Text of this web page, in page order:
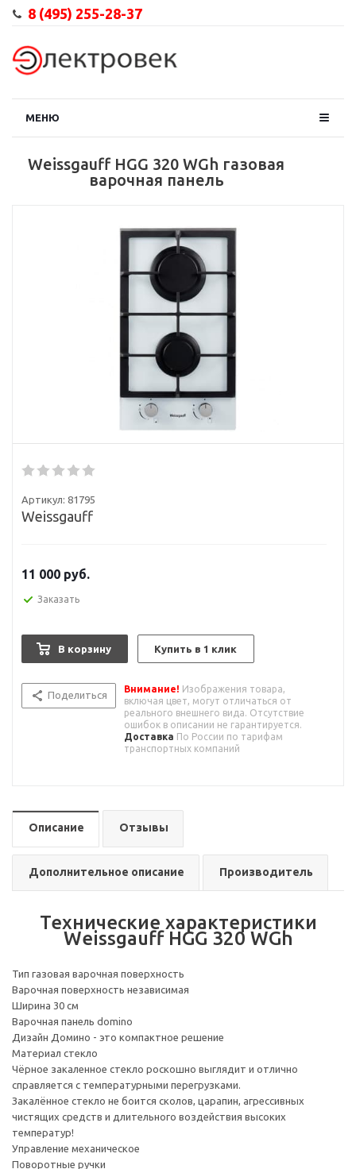
8 (495) 255-28-37
МЕНЮ
Weissgauff HGG 320 WGh газовая
варочная панель
Артикул: 81795
Weissgauff
11 000 руб.
Заказать
В корзину Купить в 1 клик
Поделиться
Внимание! Изображения товара,
включая цвет, могут отличаться от
реального внешнего вида. Отсутствие
ошибок в описании не гарантируется.
Доставка По России по тарифам
транспортных компаний
Описание Отзывы
Дополнительное описание Производитель
Технические характеристики
Weissgauff HGG 320 WGh
Тип газовая варочная поверхность
Варочная поверхность независимая
Ширина 30 см
Варочная панель domino
Дизайн Домино - это компактное решение
Материал стекло
Чёрное закаленное стекло роскошно выглядит и отлично
справляется с температурными перегрузками.
Закалённое стекло не боится сколов, царапин, агрессивных
чистящих средств и длительного воздействия высоких
температур!
Управление механическое
Поворотные ручки